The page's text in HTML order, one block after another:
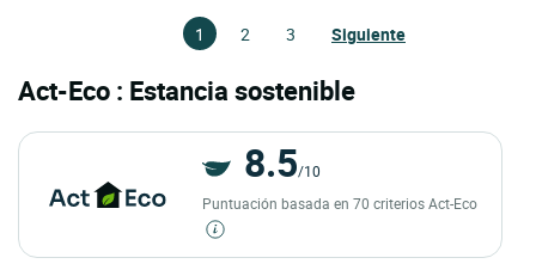
1 2 3 Siguiente
Act-Eco : Estancia sostenible
8.5/10
Puntuación basada en 70 criterios Act-Eco